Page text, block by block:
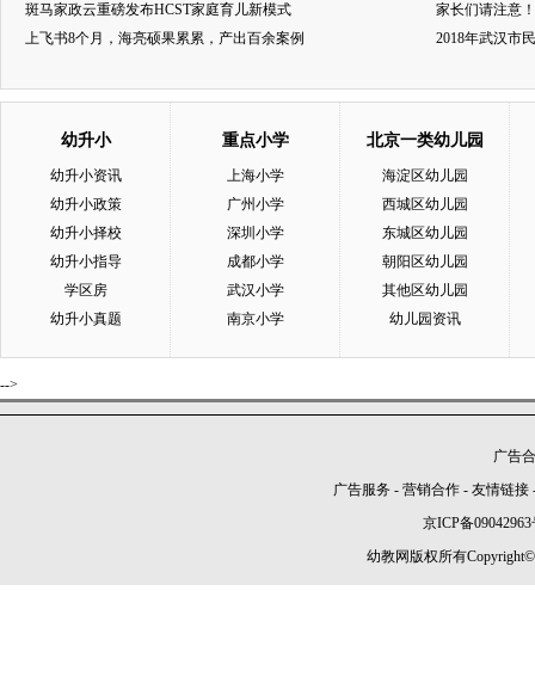
斑马家政云重磅发布HCST家庭育儿新模式
上飞书8个月，海亮硕果累累，产出百余案例
家长们请注意
2018年武汉市
幼升小
幼升小资讯
幼升小政策
幼升小择校
幼升小指导
学区房
幼升小真题
重点小学
上海小学
广州小学
深圳小学
成都小学
武汉小学
南京小学
北京一类幼儿园
海淀区幼儿园
西城区幼儿园
东城区幼儿园
朝阳区幼儿园
其他区幼儿园
幼儿园资讯
-->
广告
广告服务 - 营销合作 - 友情链接
京ICP备09042963
幼教网版权所有